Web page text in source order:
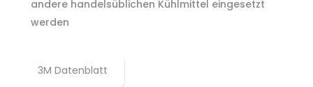
andere handelsüblichen Kühlmittel eingesetzt
werden
3M Datenblatt